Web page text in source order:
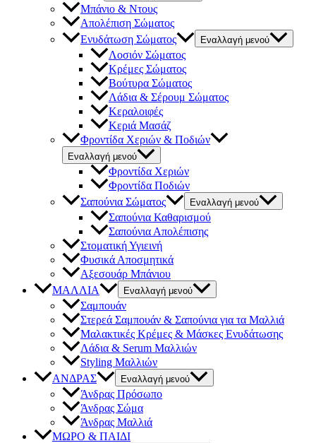
Μπάνιο & Ντους
Απολέπιση Σώματος
Ενυδάτωση Σώματος
Εναλλαγή μενού
Λοσιόν Σώματος
Κρέμες Σώματος
Βούτυρα Σώματος
Λάδια & Σέρουμ Σώματος
Κεραλοιφές
Κεριά Μασάζ
Φροντίδα Χεριών & Ποδιών
Εναλλαγή μενού
Φροντίδα Χεριών
Φροντίδα Ποδιών
Σαπούνια Σώματος
Εναλλαγή μενού
Σαπούνια Καθαρισμού
Σαπούνια Απολέπισης
Στοματική Υγιεινή
Φυσικά Αποσμητικά
Αξεσουάρ Μπάνιου
ΜΑΛΛΙΑ
Εναλλαγή μενού
Σαμπουάν
Στερεά Σαμπουάν & Σαπούνια για τα Μαλλιά
Μαλακτικές Κρέμες & Μάσκες Ενυδάτωσης
Λάδια & Serum Μαλλιών
Styling Μαλλιών
ΑΝΔΡΑΣ
Εναλλαγή μενού
Άνδρας Πρόσωπο
Άνδρας Σώμα
Άνδρας Μαλλιά
ΜΩΡΟ & ΠΑΙΔΙ